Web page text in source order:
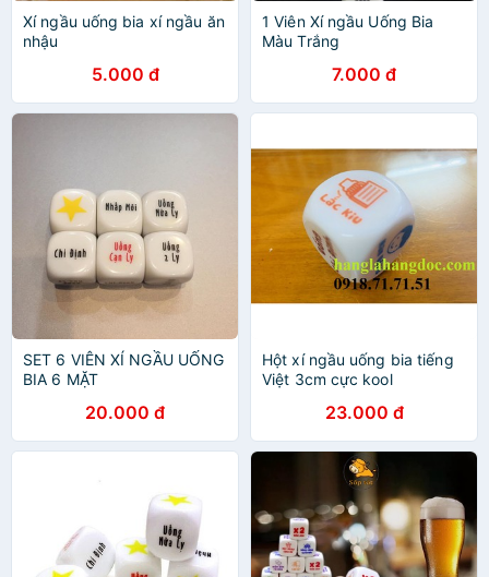
Xí ngầu uống bia xí ngầu ăn
nhậu
5.000 đ
1 Viên Xí ngầu Uống Bia
Màu Trắng
7.000 đ
SET 6 VIÊN XÍ NGẦU UỐNG
BIA 6 MẶT
20.000 đ
Hột xí ngầu uống bia tiếng
Việt 3cm cực kool
23.000 đ